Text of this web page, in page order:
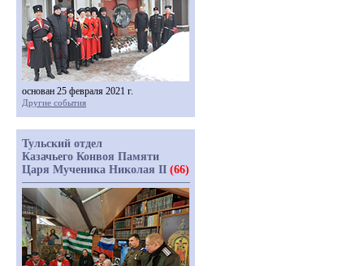
основан 25 февраля 2021 г.
Другие события
Тульский отдел
Казачьего Конвоя Памяти
Царя Мученика Николая II (66)